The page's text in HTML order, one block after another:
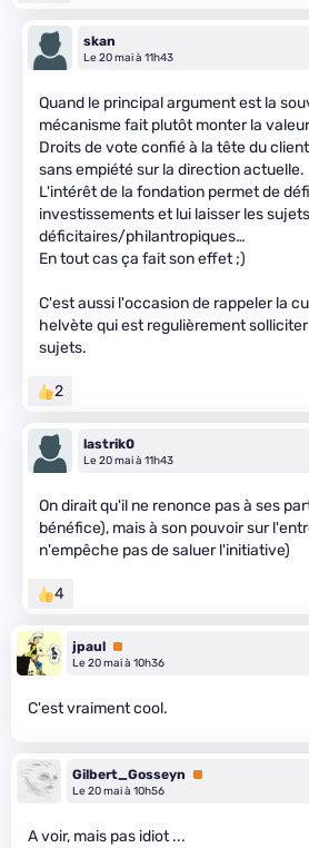
skan
Le 20 mai à 11h43
Quand le principal argument est la
mécanisme fait plutôt monter la
Droits de vote confié à la tête du
sans empiété sur la direction actuelle.
L'intérêt de la fondation permet de
investissements et lui laisser les sujets
déficitaires/philantropiques…
En tout cas ça fait son effet ;)
C'est aussi l'occasion de rappeler la
helvète qui est regulièrement
sujets.
2
lastrik0
Le 20 mai à 11h43
On dirait qu'il ne renonce pas à ses
bénéfice), mais à son pouvoir sur
n'empêche pas de saluer l'initiative)
4
jpaul Premium
Le 20 mai à 10h36
C'est vraiment cool.
Gilbert_Gosseyn
Premium
Le 20 mai à 10h56
A voir, mais pas idiot ...